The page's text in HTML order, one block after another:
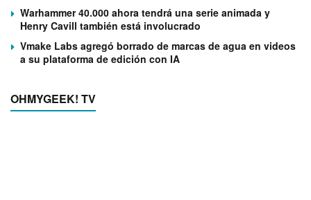
Warhammer 40.000 ahora tendrá una serie animada y
Henry Cavill también está involucrado
Vmake Labs agregó borrado de marcas de agua en videos
a su plataforma de edición con IA
OHMYGEEK! TV